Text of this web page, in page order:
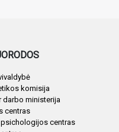
komisija
darbo ministerija
centras
centras